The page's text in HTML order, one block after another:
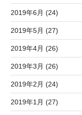
2019年6月 (24)
2019年5月 (27)
2019年4月 (26)
2019年3月 (26)
2019年2月 (24)
2019年1月 (27)